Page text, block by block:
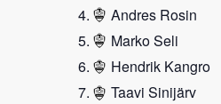
Andres Rosin
Marko Seli
Hendrik Kangro
Taavi Sinijärv